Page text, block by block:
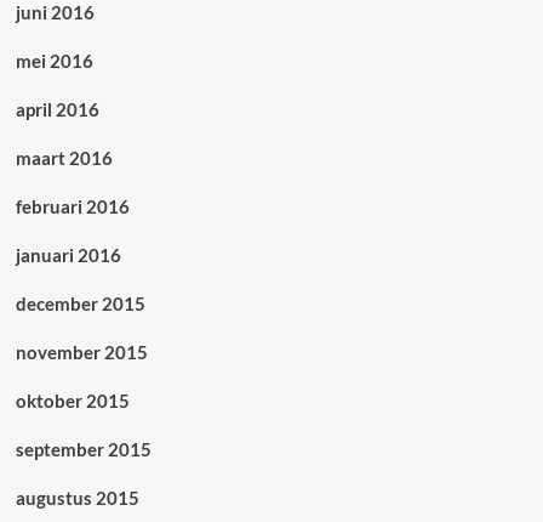
juni 2016
mei 2016
april 2016
maart 2016
februari 2016
januari 2016
december 2015
november 2015
oktober 2015
september 2015
augustus 2015